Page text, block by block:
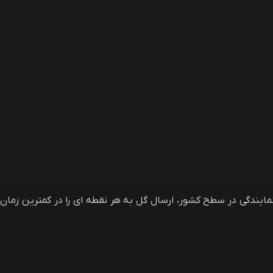
آنلاین گلمون، وب سایت سفارش آنلاین گل و گیاه در ایران و خارج از ایران است که با دارا بودن بیش از 40 نمایندگی در سطح کشور، ارسال گل به هر نقطه ای را در کمترین زمان